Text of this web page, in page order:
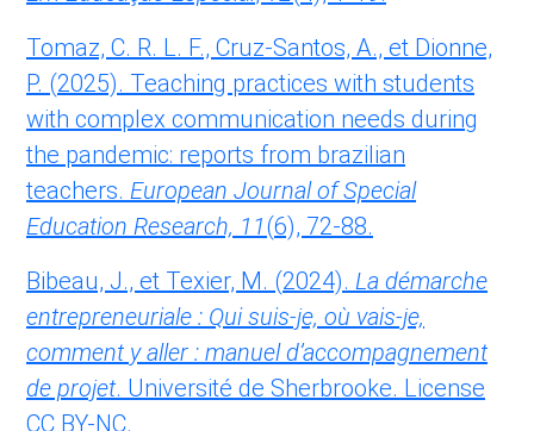
Tomaz, C. R. L. F., Cruz-Santos, A., et Dionne,
P. (2025). Teaching practices with students
with complex communication needs during
the pandemic: reports from brazilian
teachers. European Journal of Special
Education Research, 11(6), 72-88.
Bibeau, J., et Texier, M. (2024). La démarche
entrepreneuriale : Qui suis-je, où vais-je,
comment y aller : manuel d’accompagnement
de projet. Université de Sherbrooke. License
CC BY-NC.